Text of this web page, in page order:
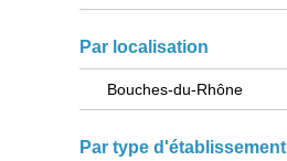
Par localisation
Bouches-du-Rhône
Par type d'établissement